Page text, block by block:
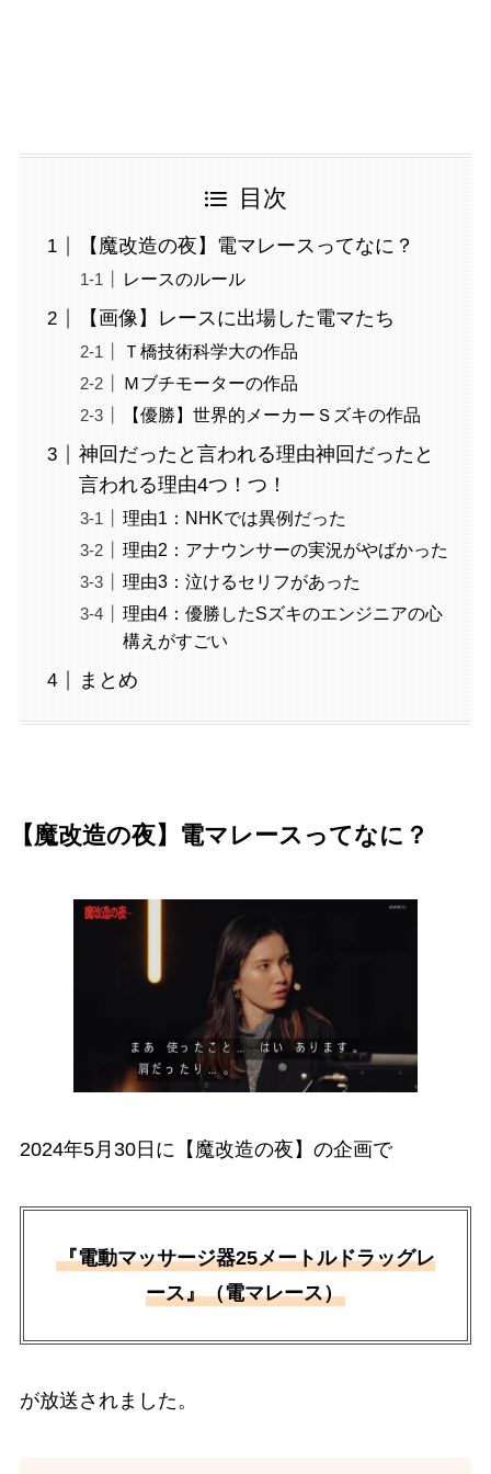
目次
【魔改造の夜】電マレースってなに？
レースのルール
【画像】レースに出場した電マたち
Ｔ橋技術科学大の作品
Ｍブチモーターの作品
【優勝】世界的メーカーＳズキの作品
神回だったと言われる理由神回だったと
言われる理由4つ！つ！
理由1：NHKでは異例だった
理由2：アナウンサーの実況がやばかった
理由3：泣けるセリフがあった
理由4：優勝したSズキのエンジニアの心
構えがすごい
まとめ
【魔改造の夜】電マレースってなに？
2024年5月30日に【魔改造の夜】の企画で
『電動マッサージ器25メートルドラッグレ
ース』（電マレース）
が放送されました。